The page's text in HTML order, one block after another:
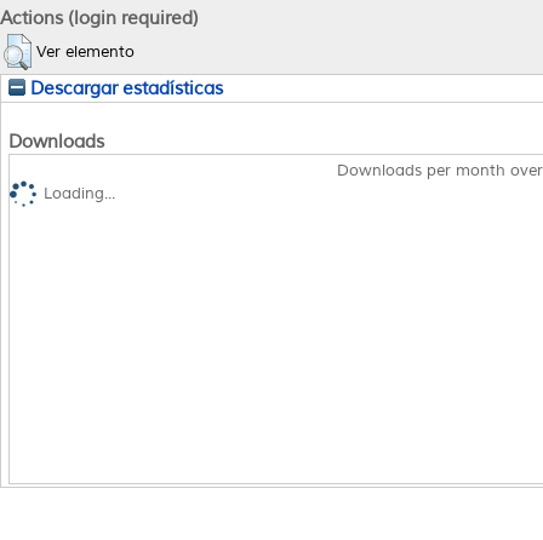
Actions (login required)
Ver elemento
Descargar estadísticas
Downloads
Downloads per month
Loading...